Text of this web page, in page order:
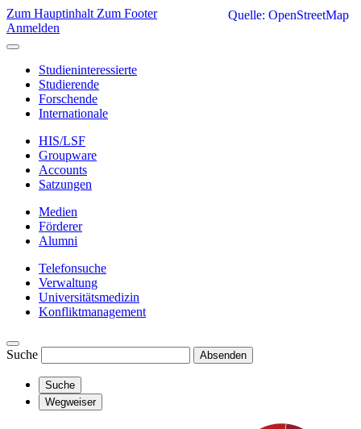
Zum Hauptinhalt Zum Footer
Anmelden
Studieninteressierte
Studierende
Forschende
Internationale
HIS/LSF
Groupware
Accounts
Satzungen
Medien
Förderer
Alumni
Telefonsuche
Verwaltung
Universitätsmedizin
Konfliktmanagement
Suche Absenden
Suche
Wegweiser
Quelle: OpenStreetMap